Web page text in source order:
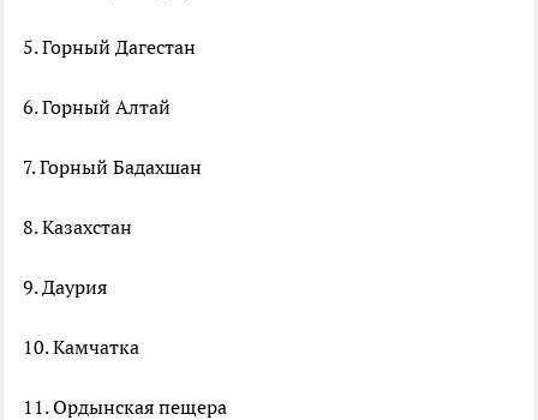
5. Горный Дагестан
6. Горный Алтай
7. Горный Бадахшан
8. Казахстан
9. Даурия
10. Камчатка
11. Ордынская пещера